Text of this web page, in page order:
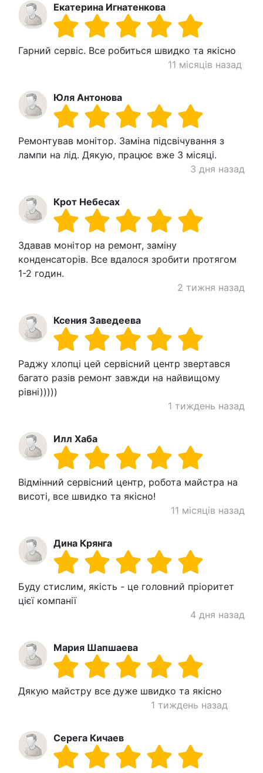
Екатерина Игнатенкова
Гарний сервіс. Все робиться швидко та якісно
11 місяців назад
Юля Антонова
Ремонтував монітор. Заміна підсвічування з
лампи на лід. Дякую, працює вже 3 місяці.
3 дня назад
Крот Небесах
Здавав монітор на ремонт, заміну
конденсаторів. Все вдалося зробити протягом
1-2 годин.
2 тижня назад
Ксения Заведеева
Раджу хлопці цей сервісний центр звертався
багато разів ремонт завжди на найвищому
рівні)))))
1 тиждень назад
Илл Хаба
Відмінний сервісний центр, робота майстра на
висоті, все швидко та якісно!
11 місяців назад
Дина Крянга
Буду стислим, якість - це головний пріоритет
цієї компанії
4 дня назад
Мария Шапшаева
Дякую майстру все дуже швидко та якісно
1 тиждень назад
Серега Кичаев